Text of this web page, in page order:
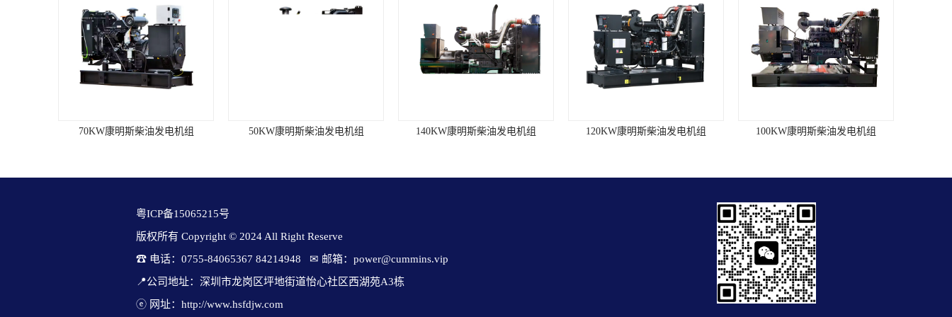
BOSCH滑动齿轮式起动电机，交流充
电发电机。■ 冷启动性能：无辅助装
置时，冷启动的较低环境温度
为-7℃。环境要求海拔高度(m)：
≤1000燃油标准：0#轻柴油大气压力
(kPa)：≥89.9机油标准：CF级/15W-40
级:≤GB/T2423.16/2级抗地震强度：水
平加速度0.2g垂直加速度0.1g发电机
功率(KW)：2000机组尺寸(mm)：
转速(r/min)：1500燃油耗（g/kw.h)：
≤-15%/+20%稳态电压调整率：≤±1%
电压稳定时间：≤3sec电压波动率：
≤0.5%电压波形失真度：≤8%稳态频
率调整率：≤5%瞬态频率调整率：
波动率：≤1.5%发动机参数 柴油机品
70KW康明斯柴油发电机组 50KW康明斯柴油发电机组 140KW康明斯柴油发电机组 120KW康明斯柴油发电机组 100KW康明斯柴油发电机组
80KW康明斯柴油发电机组
粤ICP备15065215号
版权所有 Copyright © 2024 All Right Reserve
☎ 电话：0755-84065367 84214948   ✉ 邮箱：power@cummins.vip
📍公司地址：深圳市龙岗区坪地街道怡心社区西湖苑A3栋
ⓔ 网址：http://www.hsfdjw.com